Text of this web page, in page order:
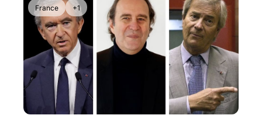
France +1